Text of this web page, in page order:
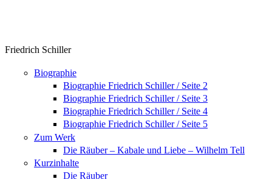
Friedrich Schiller
Biographie
Biographie Friedrich Schiller / Seite 2
Biographie Friedrich Schiller / Seite 3
Biographie Friedrich Schiller / Seite 4
Biographie Friedrich Schiller / Seite 5
Zum Werk
Die Räuber – Kabale und Liebe – Wilhelm Tell
Kurzinhalte
Die Räuber